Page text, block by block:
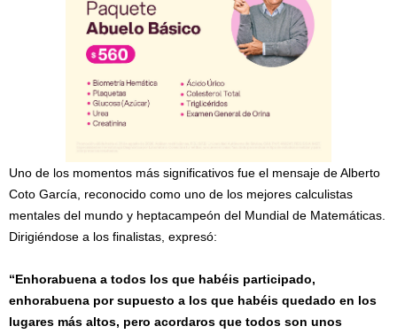
Uno de los momentos más significativos fue el mensaje de Alberto
Coto García, reconocido como uno de los mejores calculistas
mentales del mundo y heptacampeón del Mundial de Matemáticas.
Dirigiéndose a los finalistas, expresó:
“Enhorabuena a todos los que habéis participado,
enhorabuena por supuesto a los que habéis quedado en los
lugares más altos, pero acordaros que todos son unos